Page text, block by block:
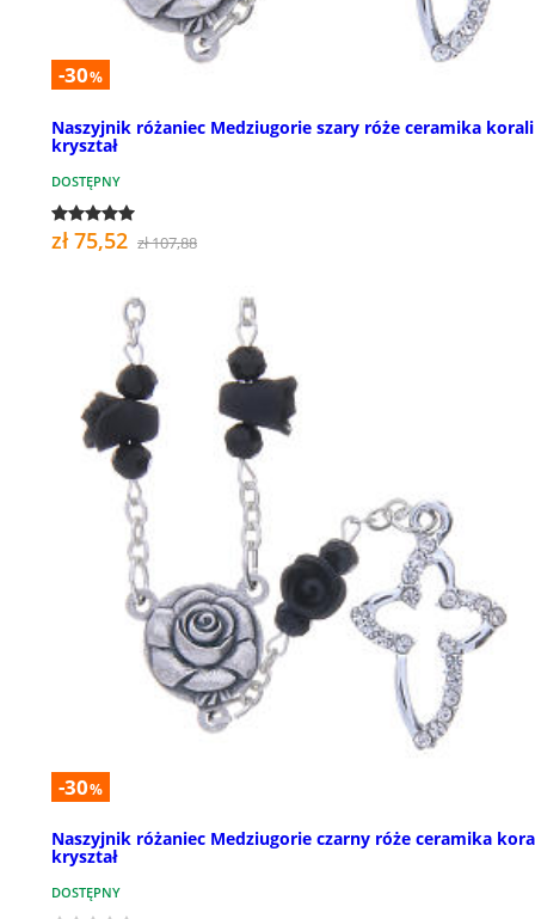
-30%
Naszyjnik różaniec Medziugorie szary róże ceramika
kryształ
DOSTĘPNY
zł 75,52 zł 107,88
-30%
Naszyjnik różaniec Medziugorie czarny róże ceramika
kryształ
DOSTĘPNY